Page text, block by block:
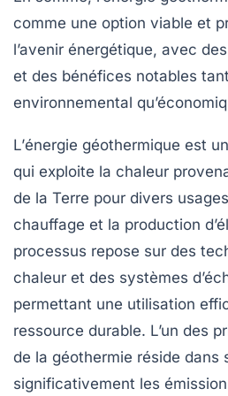
comme une option viable et
l’avenir énergétique, avec
et des bénéfices notables
environnemental
L’énergie géothermique est
qui exploite la chaleur
de la Terre pour divers
chauffage et la production
processus repose sur des
chaleur et des systèmes
permettant une utilisation
ressource durable. L’un des
de la géothermie réside dans
significativement les